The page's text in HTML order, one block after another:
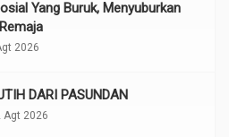
Yang Buruk, Menyuburkan
2026
DARI PASUNDAN
Agt 2026